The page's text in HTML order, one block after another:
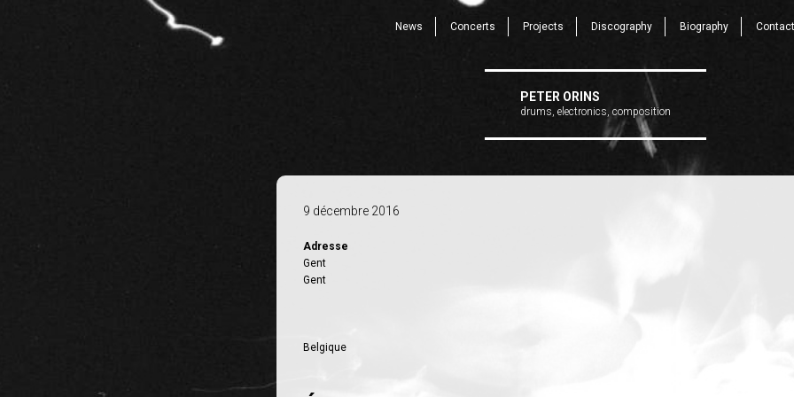
News Concerts Projects Discography Biography Contact
PETER ORINS
drums, electronics, composition
9 décembre 2016
Adresse
Gent
Gent
Belgique